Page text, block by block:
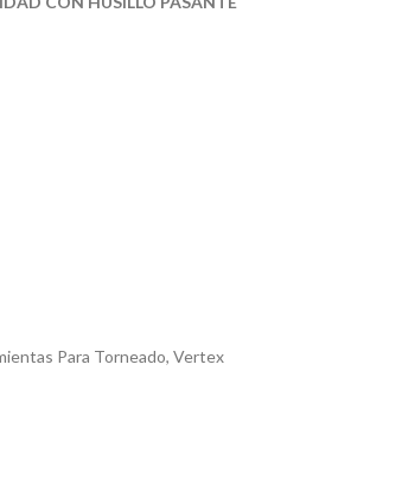
Para Torneado, Vertex